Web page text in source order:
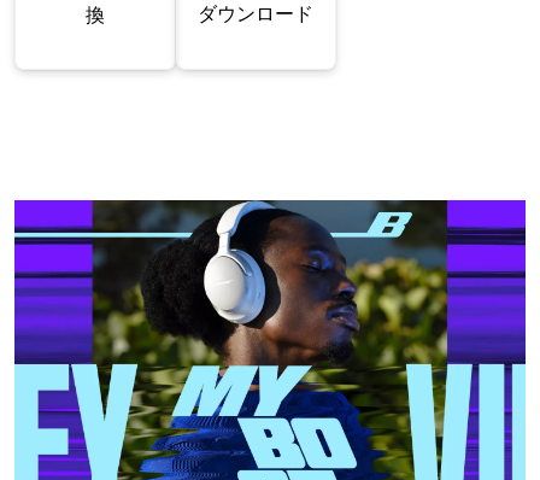
換
ダウンロード